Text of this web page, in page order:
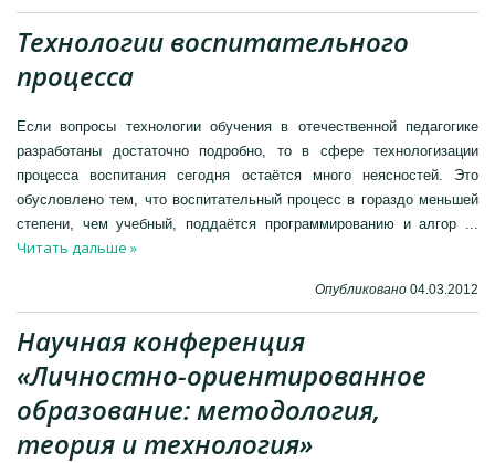
Технологии воспитательного
процесса
Если вопросы технологии обучения в отечественной педагогике
разработаны достаточно подробно, то в сфере технологизации
процесса воспитания сегодня остаётся много неясностей. Это
обусловлено тем, что воспитательный процесс в гораздо меньшей
степени, чем учебный, поддаётся программированию и алгор
Читать дальше »
Опубликовано 04.03.2012
Научная конференция
«Личностно-ориентированное
образование: методология,
теория и технология»